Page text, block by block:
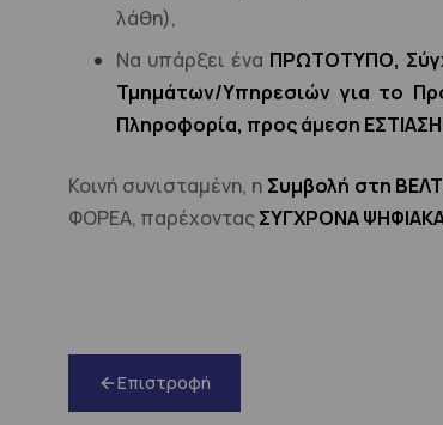
λάθη),
Να υπάρξει ένα ΠΡΩΤΟΤΥΠΟ,
Τμημάτων/Υπηρεσιών για το
Πληροφορία, προς άμεση
Κοινή συνισταμένη, η Συμβολή στη
ΦΟΡΕΑ, παρέχονταςΣΥΓΧΡΟΝΑ
Επιστροφή